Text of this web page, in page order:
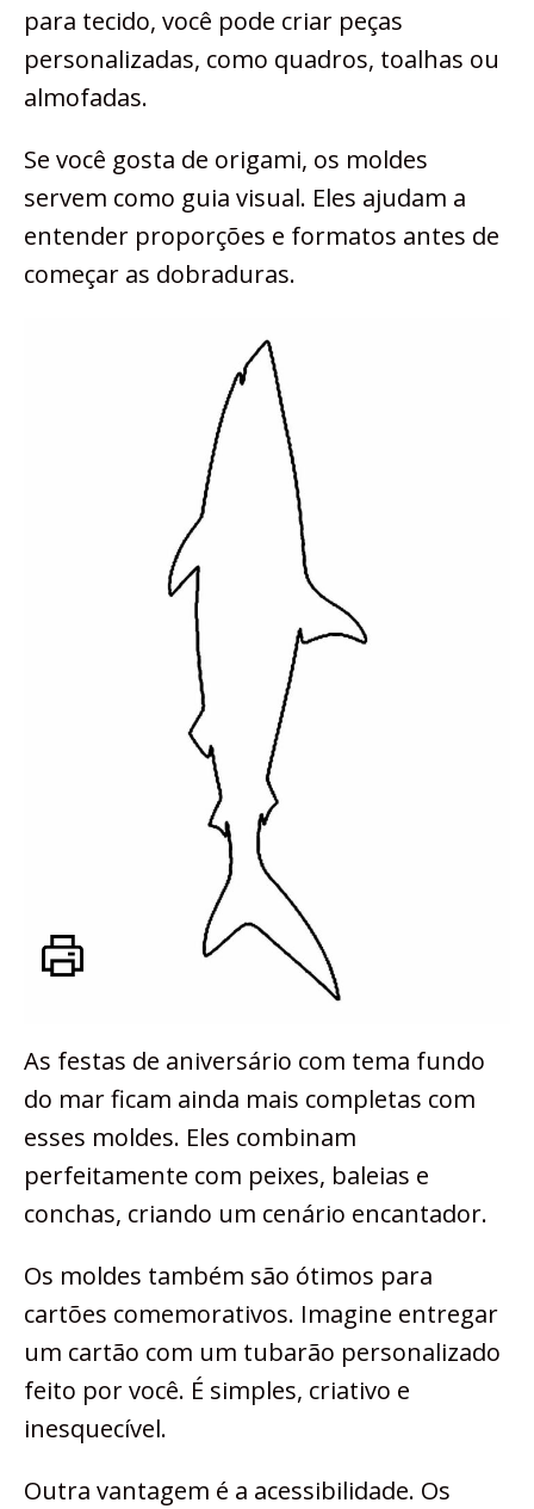
para tecido, você pode criar peças
personalizadas, como quadros, toalhas ou
almofadas.
Se você gosta de origami, os moldes
servem como guia visual. Eles ajudam a
entender proporções e formatos antes de
começar as dobraduras.
As festas de aniversário com tema fundo
do mar ficam ainda mais completas com
esses moldes. Eles combinam
perfeitamente com peixes, baleias e
conchas, criando um cenário encantador.
Os moldes também são ótimos para
cartões comemorativos. Imagine entregar
um cartão com um tubarão personalizado
feito por você. É simples, criativo e
inesquecível.
Outra vantagem é a acessibilidade. Os